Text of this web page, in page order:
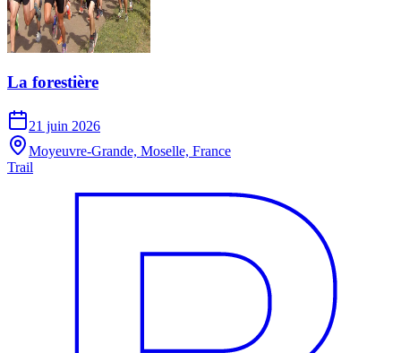
La forestière
21 juin 2026
Moyeuvre-Grande, Moselle, France
Trail